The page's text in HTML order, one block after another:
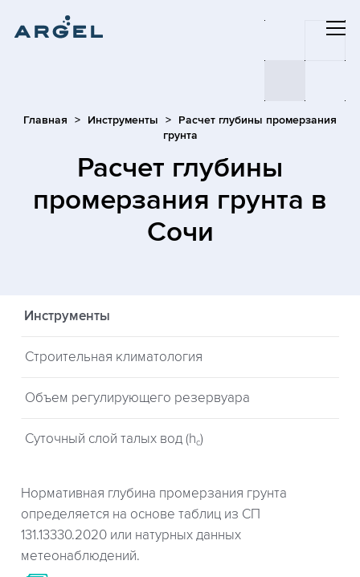
Главная Инструменты
Расчет глубины промерзания
грунта
Расчет глубины
промерзания грунта в
Сочи
Инструменты
Строительная климатология
Объем регулирующего резервуара
Суточный слой талых вод (hc)
Нормативная глубина промерзания грунта
определяется на основе таблиц из СП
131.13330.2020 или натурных данных
метеонаблюдений.